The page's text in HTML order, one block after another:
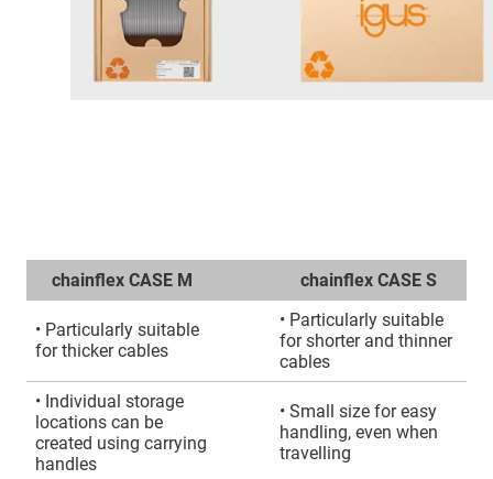
chainflex CASE M chainflex CASE S
• Particularly suitable
for thicker cables
• Particularly suitable
for shorter and thinner
cables
• Individual storage
locations can be
created using carrying
handles
• Small size for easy
handling, even when
travelling